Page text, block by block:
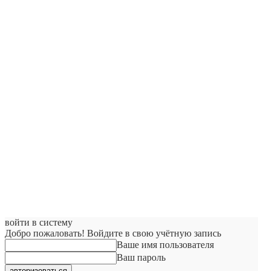
войти в систему
Добро пожаловать! Войдите в свою учётную запись
Ваше имя пользователя
Ваш пароль